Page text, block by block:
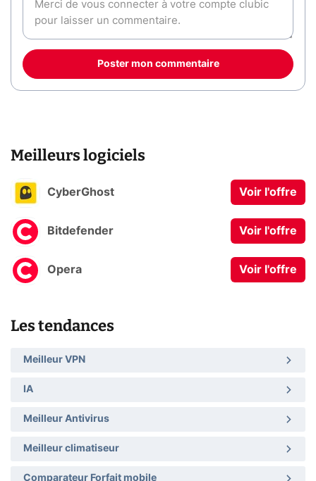
Poster mon commentaire
Meilleurs logiciels
CyberGhost Voir l'offre
Bitdefender Voir l'offre
Opera Voir l'offre
Les tendances
Meilleur VPN
IA
Meilleur Antivirus
Meilleur climatiseur
Comparateur Forfait mobile